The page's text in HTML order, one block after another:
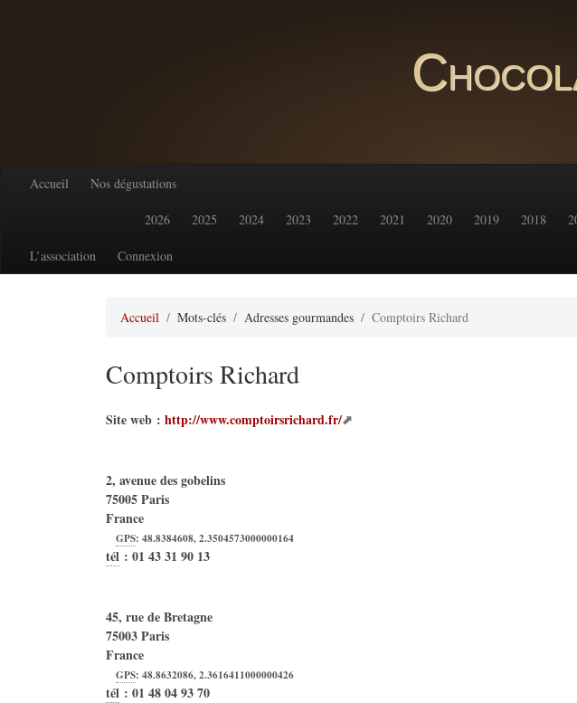
Accueil Nos dégustations
2026 2025 2024 2023 2022 2021 2020 2019 2018
L’association Connexion
Accueil Mots-clés Adresses gourmandes Comptoirs Richard
Comptoirs Richard
Site web : http://www.comptoirsrichard.fr/
2, avenue des gobelins
75005Paris
France
GPS:48.8384608,2.3504573000000164
tél : 01 43 31 90 13
45, rue de Bretagne
75003Paris
France
GPS:48.8632086,2.3616411000000426
tél : 01 48 04 93 70